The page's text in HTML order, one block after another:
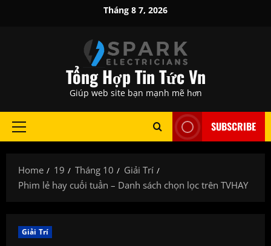
Tháng 8 7, 2026
Tổng Hợp Tin Tức Vn
Giúp web site bạn mạnh mẽ hơn
Primary
SUBSCRIBE
Home 19 Tháng 10
Giải Trí
Phim lẻ hay cuối tuần – Danh sách chọn lọc trên TVHAY
Giải Trí